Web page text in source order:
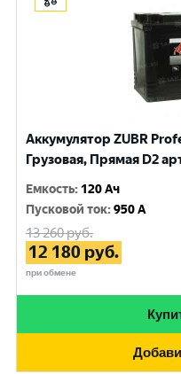
Аккумулятор ZUBR
Грузовая, Прямая D2
Емкость: 120 Ач
Пусковой ток:950 A
13 260руб.
12 180 руб.
при обмене